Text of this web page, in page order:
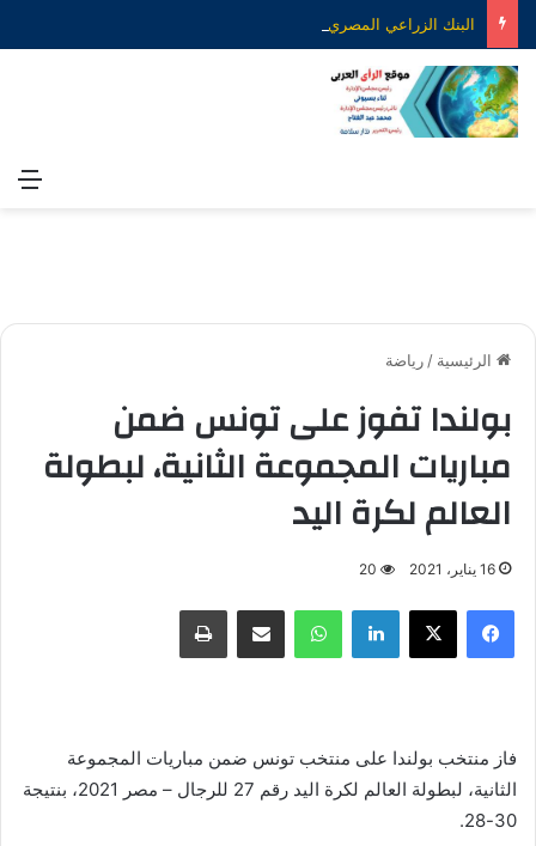
الرئيسية /رياضة
بولندا تفوز على تونس ضمن
مباريات المجموعة الثانية، لبطولة
العالم لكرة اليد
16 يناير، 2021 20
فيسبوك X لينكدإن واتساب مشاركة عبر البريد طباعة
فاز منتخب بولندا على منتخب تونس ضمن مباريات المجموعة
الثانية، لبطولة العالم لكرة اليد رقم 27 للرجال – مصر 2021، بنتيجة
30-28.